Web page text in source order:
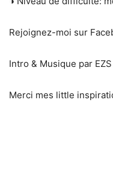
Rejoignez-moi sur
Intro & Musique par
Merci mes little